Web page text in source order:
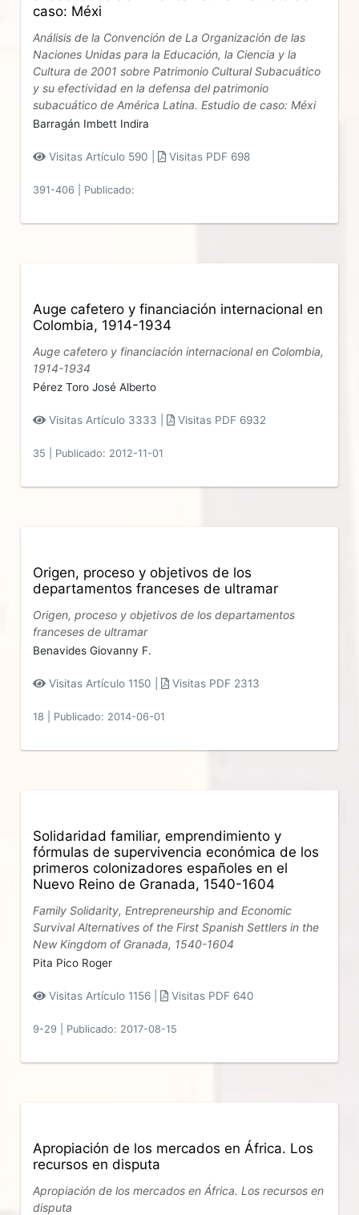
caso: Méxi
Análisis de la Convención de La Organización de las
Naciones Unidas para la Educación, la Ciencia y la
Cultura de 2001 sobre Patrimonio Cultural Subacuático
y su efectividad en la defensa del patrimonio
subacuático de América Latina. Estudio de caso: Méxi
Barragán Imbett Indira
Visitas Artículo 590 | Visitas PDF 698
391-406 Publicado:
Auge cafetero y financiación internacional en
Colombia, 1914-1934
Auge cafetero y financiación internacional en Colombia,
1914-1934
Pérez Toro José Alberto
Visitas Artículo 3333 | Visitas PDF 6932
35 Publicado: 2012-11-01
Origen, proceso y objetivos de los
departamentos franceses de ultramar
Origen, proceso y objetivos de los departamentos
franceses de ultramar
Benavides Giovanny F.
Visitas Artículo 1150 | Visitas PDF 2313
18 Publicado: 2014-06-01
Solidaridad familiar, emprendimiento y
fórmulas de supervivencia económica de los
primeros colonizadores españoles en el
Nuevo Reino de Granada, 1540-1604
Family Solidarity, Entrepreneurship and Economic
Survival Alternatives of the First Spanish Settlers in the
New Kingdom of Granada, 1540-1604
Pita Pico Roger
Visitas Artículo 1156 | Visitas PDF 640
9-29 Publicado: 2017-08-15
Apropiación de los mercados en África. Los
recursos en disputa
Apropiación de los mercados en África. Los recursos en
disputa